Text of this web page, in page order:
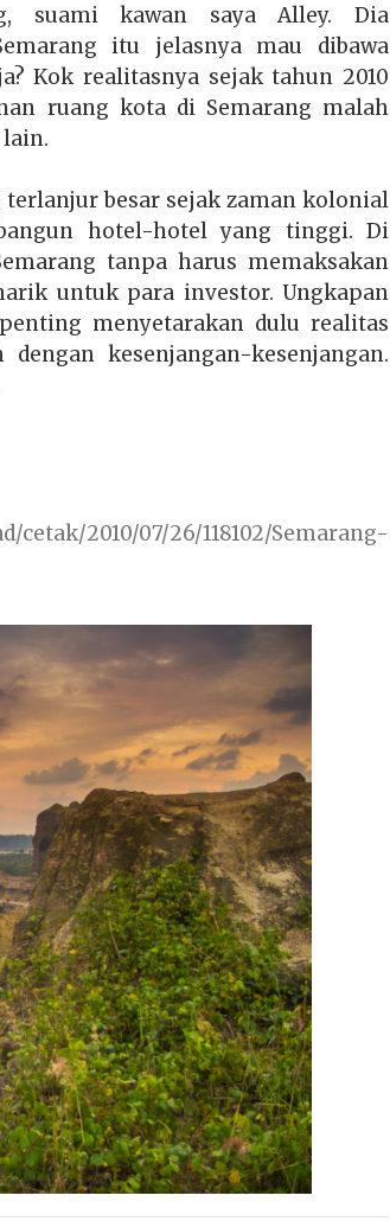
suami kawan saya Alley. Dia
itu jelasnya mau dibawa
Kok realitasnya sejak tahun 2010
ruang kota di Semarang malah
terlanjur besar sejak zaman kolonial
hotel-hotel yang tinggi. Di
tanpa harus memaksakan
untuk para investor. Ungkapan
menyetarakan dulu realitas
kesenjangan-kesenjangan.
2010/07/26/118102/Semarang-